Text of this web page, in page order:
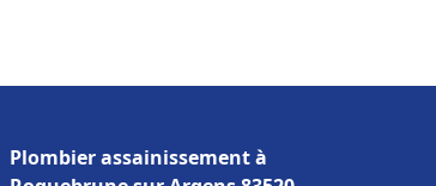
Plombier assainissement à